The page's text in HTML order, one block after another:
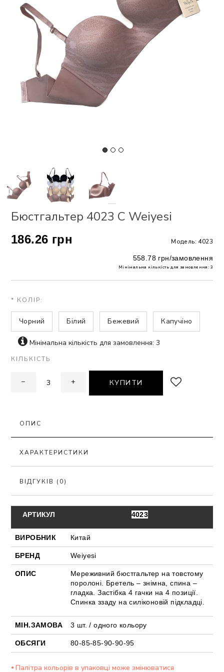
Бюстгальтер 4023 С Weiyesi
186.26 грн Модель: 4023
558.78 грн/замовлення
Мінімальна кількість для замовлення: 3
* КОЛІР:
Чорний Білий Бежевий Капучіно
Мінімальна кількість для замовлення: 3
КІЛЬКІСТЬ
− + КУПИТИ
ОПИС
ХАРАКТЕРИСТИКИ
ВІДГУКІВ (0)
АРТИКУЛ 4023
ВИРОБНИК Китай
БРЕНД Weiyesi
ОПИС
Мереживний бюстгальтер на товстому
поролоні. Бретель – знімна, спина –
гладка. Застібка 4 гачки на 4 позиції.
Спинка ззаду на силіконовій підкладці.
МІН.ЗАМОВА 3 шт. / одного кольору
ОБСЯГИ 80-85-85-90-90-95
⦁ Палітра кольорів в упаковці може змінюватися